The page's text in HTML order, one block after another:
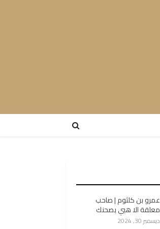
عمرو بن كلثوم | صاحب
معلقة الا هبي بصحنك
ديسمبر 30, 2024